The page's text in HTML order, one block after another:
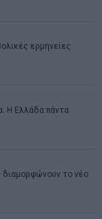
ερμηνείες
Η Ελλάδα πάντα
διαμορφώνουν το νέο